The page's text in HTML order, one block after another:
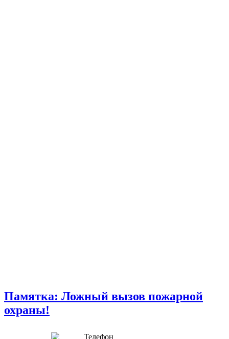
Памятка: Ложный вызов пожарной
охраны!